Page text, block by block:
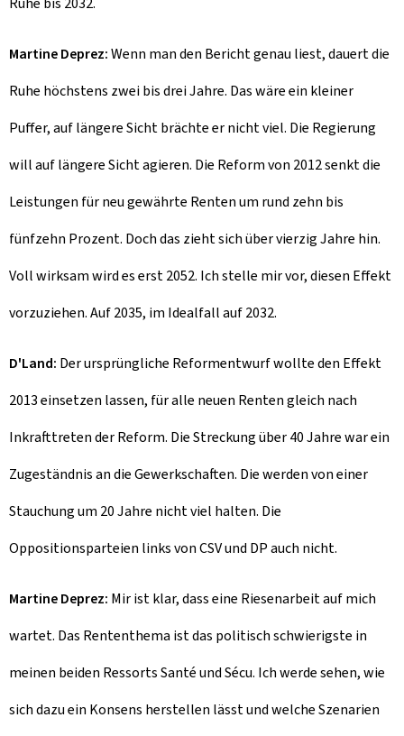
Martine Deprez:Wenn man den Bericht genau liest, dauert die
Ruhe höchstens zwei bis drei Jahre. Das wäre ein kleiner
Puffer, auf längere Sicht brächte er nicht viel. Die Regierung
will auf längere Sicht agieren. Die Reform von 2012 senkt die
Leistungen für neu gewährte Renten um rund zehn bis
fünfzehn Prozent. Doch das zieht sich über vierzig Jahre hin.
Voll wirksam wird es erst 2052. Ich stelle mir vor, diesen Effekt
vorzuziehen. Auf 2035, im Idealfall auf 2032.
D'Land: Der ursprüngliche Reformentwurf wollte den Effekt
2013 einsetzen lassen, für alle neuen Renten gleich nach
Inkrafttreten der Reform. Die Streckung über 40 Jahre war ein
Zugeständnis an die Gewerkschaften. Die werden von einer
Stauchung um 20 Jahre nicht viel halten. Die
Oppositionsparteien links von CSV und DP auch nicht.
Martine Deprez: Mir ist klar, dass eine Riesenarbeit auf mich
wartet. Das Rententhema ist das politisch schwierigste in
meinen beiden Ressorts Santé und Sécu. Ich werde sehen, wie
sich dazu ein Konsens herstellen lässt und welche Szenarien